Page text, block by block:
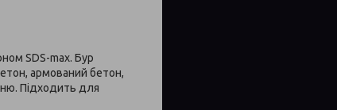
SDS-max. Бур
армований бетон,
Підходить для